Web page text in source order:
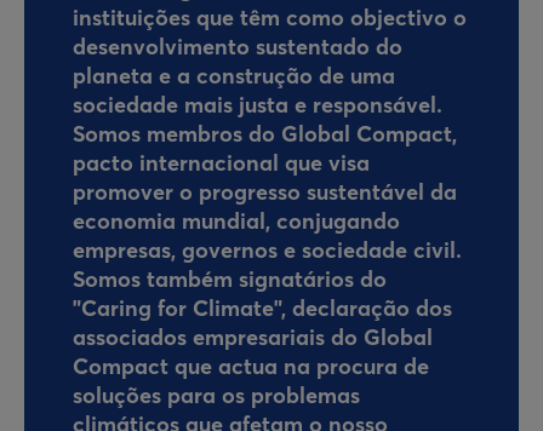
instituições que têm como objectivo o
desenvolvimento sustentado do
planeta e a construção de uma
sociedade mais justa e responsável.
Somos membros do Global Compact,
pacto internacional que visa
promover o progresso sustentável da
economia mundial, conjugando
empresas, governos e sociedade civil.
Somos também signatários do
"Caring for Climate", declaração dos
associados empresariais do Global
Compact que actua na procura de
soluções para os problemas
climáticos que afetam o nosso